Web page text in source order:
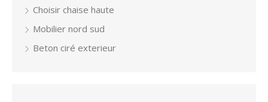
Choisir chaise haute
Mobilier nord sud
Beton ciré exterieur